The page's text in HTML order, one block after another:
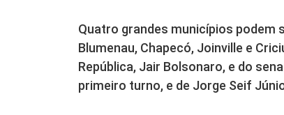
Quatro grandes municípios podem
Blumenau, Chapecó, Joinville e
República, Jair Bolsonaro, e do
primeiro turno, e de Jorge Seif